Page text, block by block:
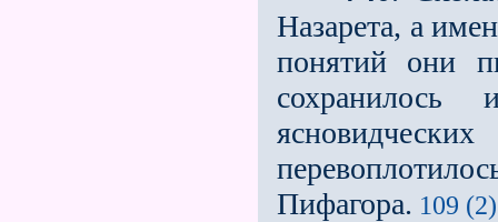
Назарета, а
понятий они
сохранилось
Пифагора. 109 (2)